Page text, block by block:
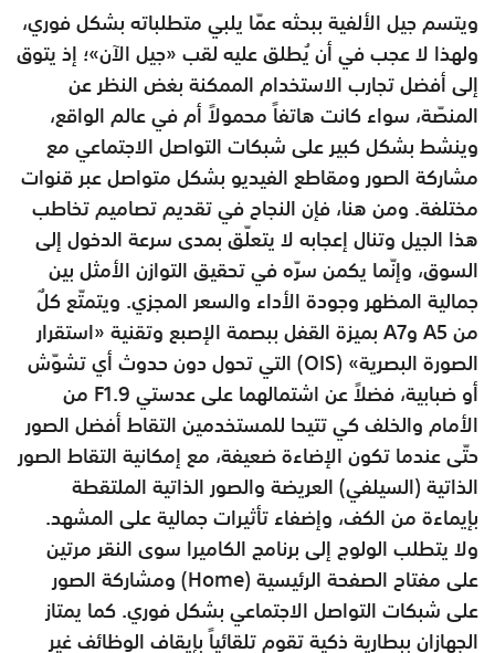
ويتسم جيل الألفية ببحثه عمّا يلبي متطلباته بشكل فوري،
ولهذا لا عجب في أن يُطلق عليه لقب «جيل الآن»؛ إذ يتوق
إلى أفضل تجارب الاستخدام الممكنة بغض النظر عن
المنصّة، سواء كانت هاتفاً محمولاً أم في عالم الواقع،
وينشط بشكل كبير على شبكات التواصل الاجتماعي مع
مشاركة الصور ومقاطع الفيديو بشكل متواصل عبر قنوات
مختلفة. ومن هنا، فإن النجاح في تقديم تصاميم تخاطب
هذا الجيل وتنال إعجابه لا يتعلّق بمدى سرعة الدخول إلى
السوق، وإنّما يكمن سرّه في تحقيق التوازن الأمثل بين
جمالية المظهر وجودة الأداء والسعر المجزي. ويتمتّع كلٌ
من A5 وA7 بميزة القفل ببصمة الإصبع وتقنية «استقرار
الصورة البصرية» (OIS) التي تحول دون حدوث أي تشوّش
أو ضبابية، فضلاً عن اشتمالهما على عدستي F1.9 من
الأمام والخلف كي تتيحا للمستخدمين التقاط أفضل الصور
حتّى عندما تكون الإضاءة ضعيفة، مع إمكانية التقاط الصور
الذاتية (السيلفي) العريضة والصور الذاتية الملتقطة
بإيماءة من الكف، وإضفاء تأثيرات جمالية على المشهد.
ولا يتطلب الولوج إلى برنامج الكاميرا سوى النقر مرتين
على مفتاح الصفحة الرئيسية (Home) ومشاركة الصور
على شبكات التواصل الاجتماعي بشكل فوري. كما يمتاز
الجهازان ببطارية ذكية تقوم تلقائياً بإيقاف الوظائف غير